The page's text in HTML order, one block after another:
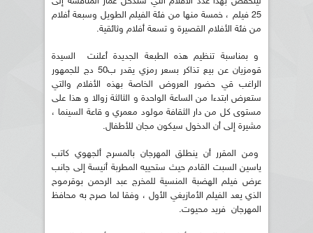
25 فيلم ، خمسة منها من فئة الفيلم الطويل وسبعة أفلام
من فئة الأفلام القصيرة و تسعة أفلام وثائقية.
و بمناسبة تنظيم هذه الطبعة الجديدة أعلنت السيدة
قومزيان عن بيع تذاكر بسعر رمزي يقدر ب50 دج للجمهور
الراغب قي حضور العروض الخاصة بهذه الأفلام والتي
ستعرض ابتدءا من الساعة الواحدة و الثالثة زوالا و هذا على
مستوى كل من دار الثقافة مولود معمري و قاعة السينما ،
مشيرة إلى أن الدخول سيكون مجان للأطفال.
ومن المقرر أن ينطلق المهرجان بالمسرح ألجهوي كاتب
ياسين السبت القادم حيث ستحييه المطربة أنيسة إلى جانب
عرض فيلم الهضبة المنسية للمخرج عبد الرحمن بوقرموح
الذي يعد الفيلم الأمازيغي الأول ، وفقا لما صرح به محافظ
المهرجان فريد محيوت.